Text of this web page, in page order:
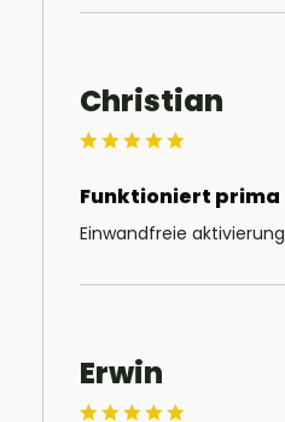
Christian
Funktioniert prima
Einwandfreie aktivierung
Erwin